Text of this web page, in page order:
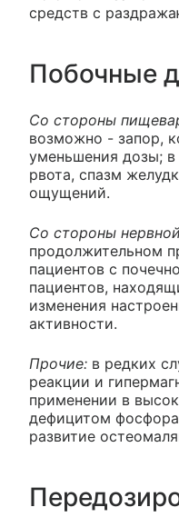
средств с
Побочные
Со стороны
возможно - запор,
уменьшения дозы; в
рвота, спазм
ощущений.
Со стороны
продолжительном
пациентов с
пациентов,
изменения
активности.
Прочие: в редких
реакции и
применении в
дефицитом
развитие